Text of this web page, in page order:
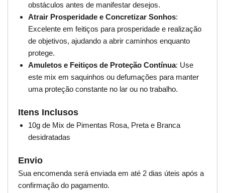
obstáculos antes de manifestar desejos.
Atrair Prosperidade e Concretizar Sonhos:
Excelente em feitiços para prosperidade e realização
de objetivos, ajudando a abrir caminhos enquanto
protege.
Amuletos e Feitiços de Proteção Contínua: Use
este mix em saquinhos ou defumações para manter
uma proteção constante no lar ou no trabalho.
Itens Inclusos
10g de Mix de Pimentas Rosa, Preta e Branca
desidratadas
Envio
Sua encomenda será enviada em até 2 dias úteis após a
confirmação do pagamento.